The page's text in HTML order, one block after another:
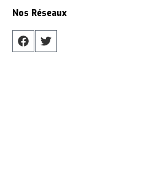
Nos Réseaux